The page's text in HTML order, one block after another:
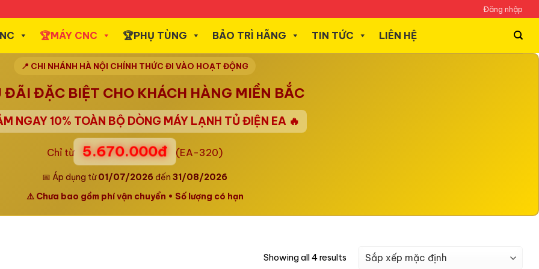
Đăng nhập
️🏆MÁY CNC ️🏆PHỤ TÙNG BẢO TRÌ HÃNG TIN TỨC LIÊN HỆ
📍 CHI NHÁNH HÀ NỘI CHÍNH THỨC ĐI VÀO HOẠT ĐỘNG
ĐÃI ĐẶC BIỆT CHO KHÁCH HÀNG MIỀN BẮC
NGAY10% TOÀN BỘ DÒNG MÁY LẠNH TỦ ĐIỆN EA 🔥
Chỉ từ 5.670.000đ (EA-320)
📅 Áp dụng từ01/07/2026 đến 31/08/2026
⚠️ Chưa bao gồm phí vận chuyển • Số lượng có hạn
Showing all 4 results